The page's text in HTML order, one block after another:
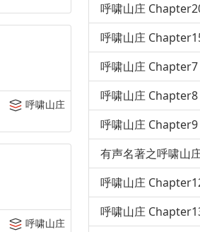
呼啸山庄
呼啸山庄
呼啸山庄
呼啸山庄
呼啸山庄 Chapter7
呼啸山庄 Chapter8
呼啸山庄 Chapter9
有声名著之呼啸山
呼啸山庄
呼啸山庄